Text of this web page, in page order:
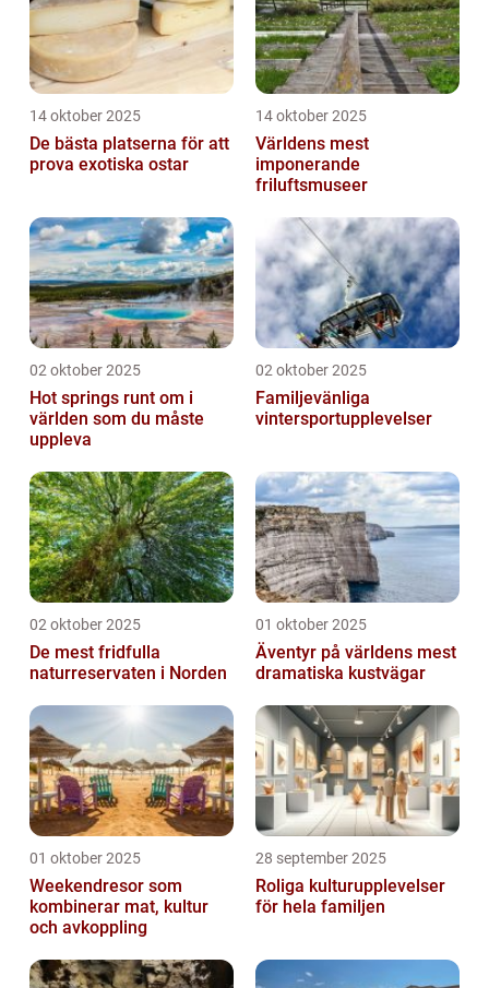
14 oktober 2025
De bästa platserna för att
prova exotiska ostar
14 oktober 2025
Världens mest
imponerande
friluftsmuseer
02 oktober 2025
Hot springs runt om i
världen som du måste
uppleva
02 oktober 2025
Familjevänliga
vintersportupplevelser
02 oktober 2025
De mest fridfulla
naturreservaten i Norden
01 oktober 2025
Äventyr på världens mest
dramatiska kustvägar
01 oktober 2025
Weekendresor som
kombinerar mat, kultur
och avkoppling
28 september 2025
Roliga kulturupplevelser
för hela familjen